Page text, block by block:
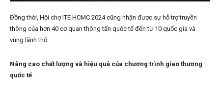
Đồng thời, Hội chợ ITE HCMC 2024 cũng nhận được sự hỗ trợ truyền
thông của hơn 40 cơ quan thông tấn quốc tế đến từ 10 quốc gia và
vùng lãnh thổ.
Nâng cao chất lượng và hiệu quả của chương trình giao thương
quốc tế